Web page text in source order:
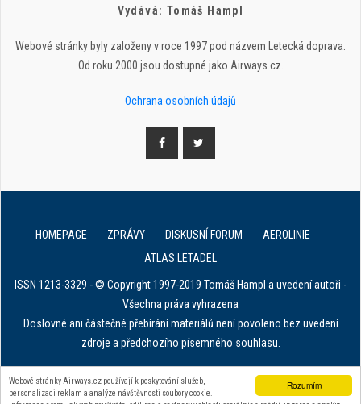
Rozumím
Webové stránky Airways.cz používají k poskytování služeb,
personalizaci reklam a analýze návštěvnosti soubory cookie.
Vydává: Tomáš Hampl
Webové stránky byly založeny v roce 1997 pod názvem Letecká doprava.
Od roku 2000 jsou dostupné jako Airways.cz.
Ochrana osobních údajů
HOMEPAGE ZPRÁVY DISKUSNÍ FORUM
AEROLINIE
ATLAS LETADEL
ISSN 1213-3329 - © Copyright 1997-2019 Tomáš Hampl a uvedení autoři -
Všechna práva vyhrazena
Doslovné ani částečné přebírání materiálů není povoleno bez uvedení
zdroje a předchozího písemného souhlasu.
E. in ART for african IVF clinics
Zařízení na stahování dat z tachografu